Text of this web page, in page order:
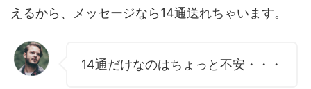
えるから、メッセージなら14通送れちゃいます。
14通だけなのはちょっと不安・・・